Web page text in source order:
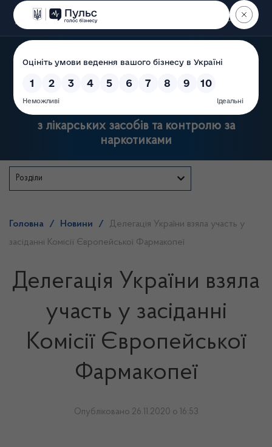
Пошук
Державна служба України
з лікарських засобів та контролю за
наркотиками
Розділи
Головна / Новини /
Делегація України взяла участь у
засіданні Комісії Європейської Фармакопеї
Делегація України взяла
участь у засіданні
Комісії Європейської
Фармакопеї
Опубліковано 26.11.2020 о 16:53